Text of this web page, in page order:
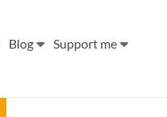
Blog Support me